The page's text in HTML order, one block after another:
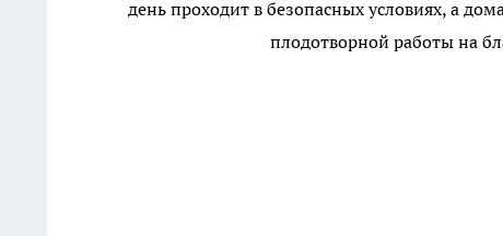
день проходит в безопасных условиях, а
плодотворной работы на